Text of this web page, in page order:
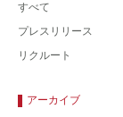
すべて
プレスリリース
リクルート
アーカイブ